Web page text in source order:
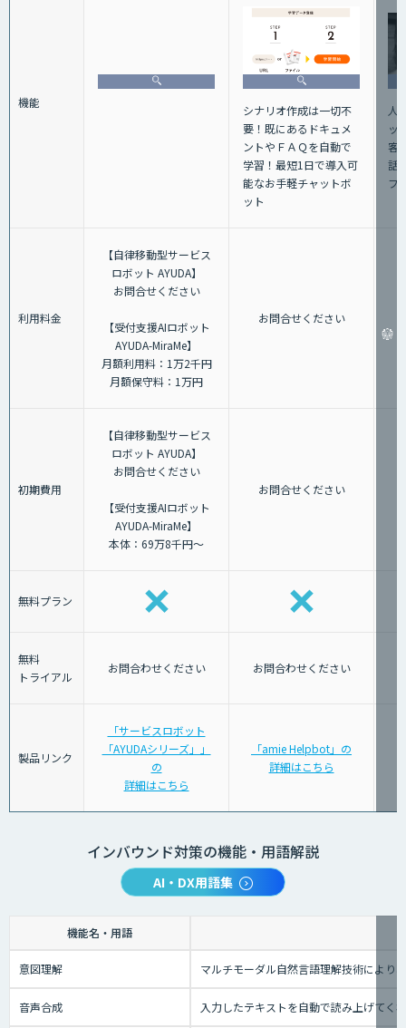
機能
シナリオ作成は一切不
要！既にあるドキュメ
ントやＦＡＱを自動で
学習！最短1日で導入可
能なお手軽チャットボ
ット
人
ッ
客
話
フ
利用料金
【自律移動型サービス
ロボット AYUDA】
お問合せください
【受付支援AIロボット
AYUDA-MiraMe】
月額利用料：1万2千円
月額保守料：1万円
お問合せください
初期費用
【自律移動型サービス
ロボット AYUDA】
お問合せください
【受付支援AIロボット
AYUDA-MiraMe】
本体：69万8千円～
お問合せください
無料プラン
無料
トライアル
お問合わせください お問合わせください
製品リンク
「サービスロボット
「AYUDAシリーズ」」
の
詳細はこちら
「amie Helpbot」の
詳細はこちら
インバウンド対策の機能・用語解説
AI・DX用語集
機能名・用語
意図理解 マルチモーダル自然言語理解技術により
音声合成 入力したテキストを自動で読み上げてく